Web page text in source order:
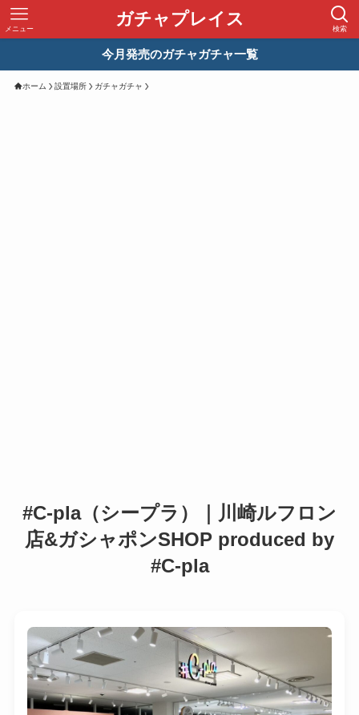
ガチャプレイス 検索
メニュー
今月発売のガチャガチャ一覧
ホーム 設置場所 ガチャガチャ
#C-pla（シープラ）｜川崎ルフロン
店&ガシャポンSHOP produced by
#C-pla